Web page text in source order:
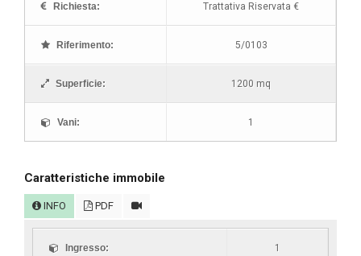
Richiesta: Trattativa Riservata €
Riferimento: 5/0103
Superficie: 1200 mq
Vani: 1
Caratteristiche immobile
INFO PDF
Ingresso: 1